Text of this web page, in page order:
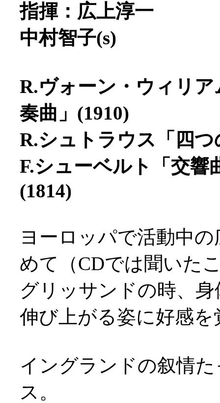
指揮：広上淳一
中村智子(s)
R.ヴォーン・ウィリ
奏曲」(1910)
R.シュトラウス「四つ
F.シューベルト「交響
(1814)
ヨーロッパで活動中
めて（CDでは聞いた
グリッサンドの時、
伸び上がる姿に好感
イングランドの叙情
ス。